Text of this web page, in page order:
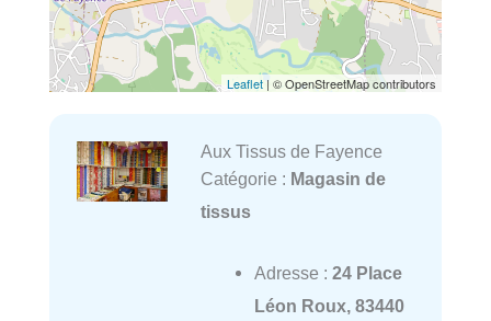
Leaflet | © OpenStreetMap contributors
Aux Tissus de Fayence
Catégorie : Magasin de
tissus
Adresse : 24 Place
Léon Roux, 83440